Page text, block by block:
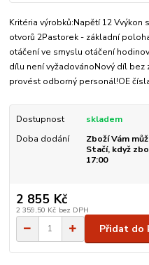
Kritéria výrobků:Napětí 12 Vvýkon
otvorů 2Pastorek - základní
otáčení ve smyslu otáčení
dílu není vyžadovánoNový díl bez
provést odborný personál!OE
Dostupnost
skladem
Doba dodání
Zboží Vám
Stačí, když
17:00
2 855 Kč
2 359,50 Kč bez DPH
Přidat do